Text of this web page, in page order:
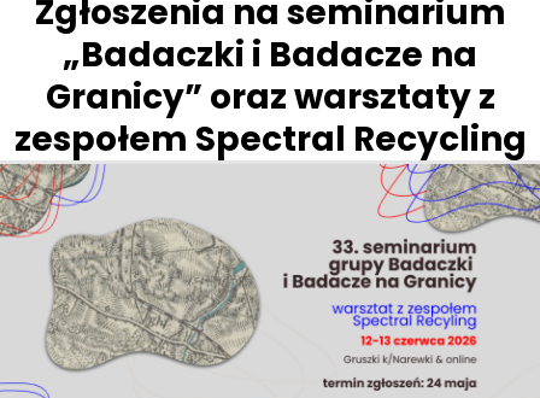
Zgłoszenia na seminarium
„Badaczki i Badacze na
Granicy” oraz warsztaty z
zespołem Spectral Recycling